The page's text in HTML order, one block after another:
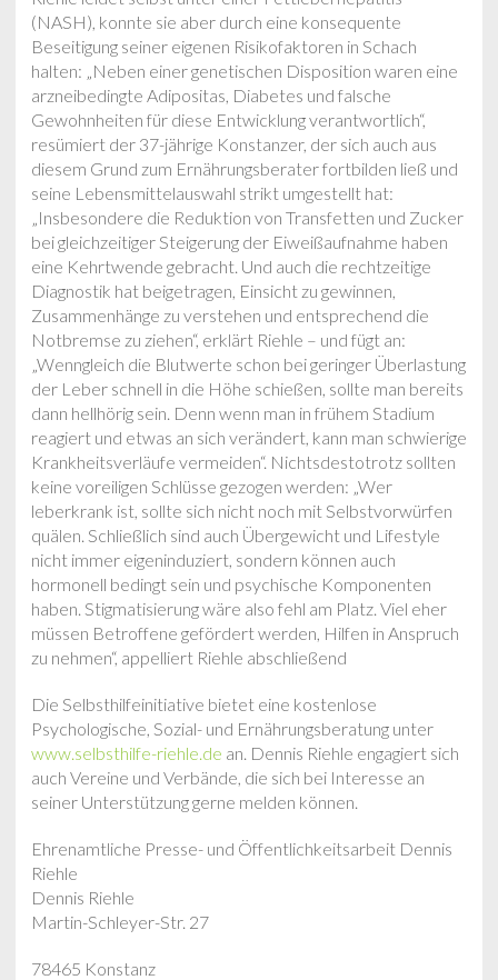
(NASH), konnte sie aber durch eine konsequente
Beseitigung seiner eigenen Risikofaktoren in Schach
halten: „Neben einer genetischen Disposition waren eine
arzneibedingte Adipositas, Diabetes und falsche
Gewohnheiten für diese Entwicklung verantwortlich“,
resümiert der 37-jährige Konstanzer, der sich auch aus
diesem Grund zum Ernährungsberater fortbilden ließ und
seine Lebensmittelauswahl strikt umgestellt hat:
„Insbesondere die Reduktion von Transfetten und Zucker
bei gleichzeitiger Steigerung der Eiweißaufnahme haben
eine Kehrtwende gebracht. Und auch die rechtzeitige
Diagnostik hat beigetragen, Einsicht zu gewinnen,
Zusammenhänge zu verstehen und entsprechend die
Notbremse zu ziehen“, erklärt Riehle – und fügt an:
„Wenngleich die Blutwerte schon bei geringer Überlastung
der Leber schnell in die Höhe schießen, sollte man bereits
dann hellhörig sein. Denn wenn man in frühem Stadium
reagiert und etwas an sich verändert, kann man schwierige
Krankheitsverläufe vermeiden“. Nichtsdestotrotz sollten
keine voreiligen Schlüsse gezogen werden: „Wer
leberkrank ist, sollte sich nicht noch mit Selbstvorwürfen
quälen. Schließlich sind auch Übergewicht und Lifestyle
nicht immer eigeninduziert, sondern können auch
hormonell bedingt sein und psychische Komponenten
haben. Stigmatisierung wäre also fehl am Platz. Viel eher
müssen Betroffene gefördert werden, Hilfen in Anspruch
zu nehmen“, appelliert Riehle abschließend
Die Selbsthilfeinitiative bietet eine kostenlose
Psychologische, Sozial- und Ernährungsberatung unter
www.selbsthilfe-riehle.de an. Dennis Riehle engagiert sich
auch Vereine und Verbände, die sich bei Interesse an
seiner Unterstützung gerne melden können.
Ehrenamtliche Presse- und Öffentlichkeitsarbeit Dennis
Riehle
Dennis Riehle
Martin-Schleyer-Str. 27
78465 Konstanz